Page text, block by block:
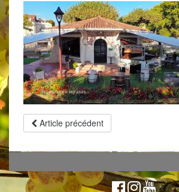
Article précédent